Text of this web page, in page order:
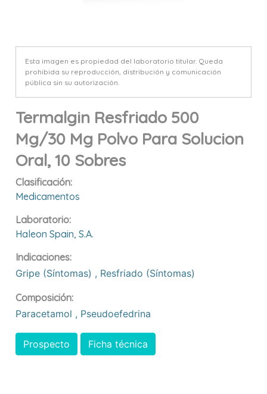
Esta imagen es propiedad del laboratorio titular. Queda
prohibida su reproducción, distribución y comunicación
pública sin su autorización.
Termalgin Resfriado 500
Mg/30 Mg Polvo Para Solucion
Oral, 10 Sobres
Clasificación:
Medicamentos
Laboratorio:
Haleon Spain, S.a.
Indicaciones:
Gripe (síntomas) , Resfriado (síntomas)
Composición:
Paracetamol , Pseudoefedrina
Prospecto Ficha técnica